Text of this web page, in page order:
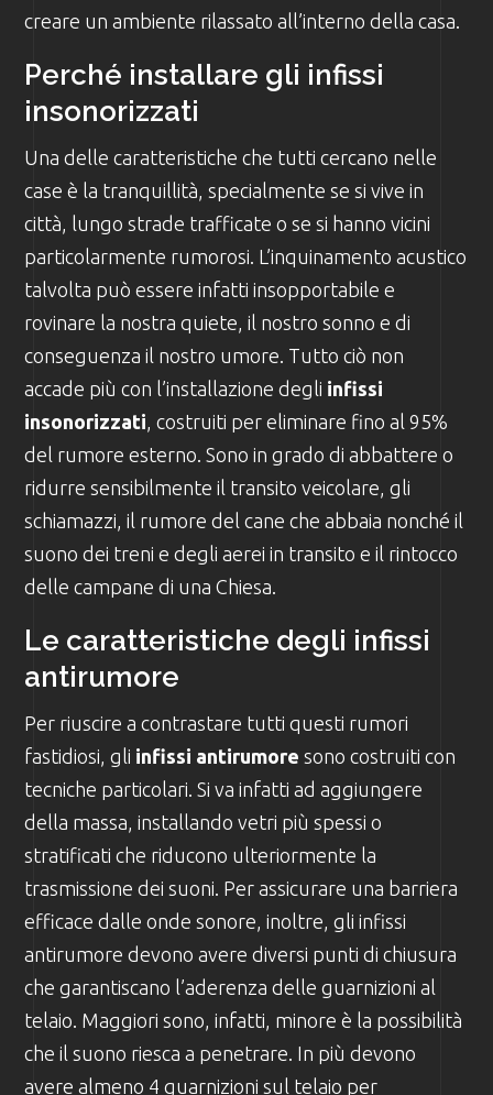
creare un ambiente rilassato all’interno della casa.
Perché installare gli infissi
insonorizzati
Una delle caratteristiche che tutti cercano nelle
case è la tranquillità, specialmente se si vive in
città, lungo strade trafficate o se si hanno vicini
particolarmente rumorosi. L’inquinamento acustico
talvolta può essere infatti insopportabile e
rovinare la nostra quiete, il nostro sonno e di
conseguenza il nostro umore. Tutto ciò non
accade più con l’installazione degli infissi
insonorizzati , costruiti per eliminare fino al 95%
del rumore esterno. Sono in grado di abbattere o
ridurre sensibilmente il transito veicolare, gli
schiamazzi, il rumore del cane che abbaia nonché il
suono dei treni e degli aerei in transito e il rintocco
delle campane di una Chiesa.
Le caratteristiche degli infissi
antirumore
Per riuscire a contrastare tutti questi rumori
fastidiosi, gli infissi antirumoresono costruiti con
tecniche particolari. Si va infatti ad aggiungere
della massa, installando vetri più spessi o
stratificati che riducono ulteriormente la
trasmissione dei suoni. Per assicurare una barriera
efficace dalle onde sonore, inoltre, gli infissi
antirumore devono avere diversi punti di chiusura
che garantiscano l’aderenza delle guarnizioni al
telaio. Maggiori sono, infatti, minore è la possibilità
che il suono riesca a penetrare. In più devono
avere almeno 4 guarnizioni sul telaio per